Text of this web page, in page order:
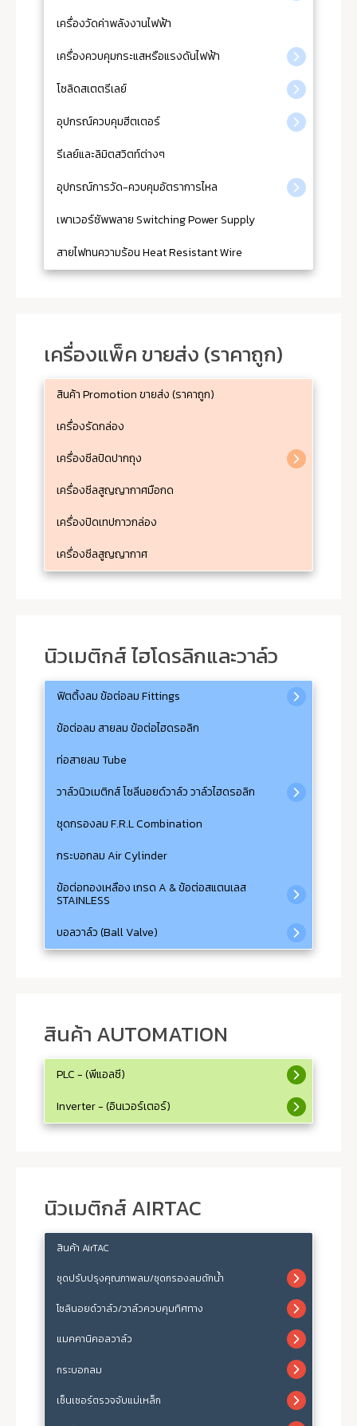
เครื่องวัดค่าพลังงานไฟฟ้า
เครื่องควบคุมกระแสหรือแรงดันไฟฟ้า
โซลิดสเตตรีเลย์
อุปกรณ์ควบคุมฮีตเตอร์
รีเลย์และลิมิตสวิตท์ต่างๆ
อุปกรณ์การวัด-ควบคุมอัตราการไหล
เพาเวอร์ซัพพลาย Switching Power Supply
สายไฟทนความร้อน Heat Resistant Wire
เครื่องแพ็ค ขายส่ง (ราคาถูก)
สินค้า Promotion ขายส่ง (ราคาถูก)
เครื่องรัดกล่อง
เครื่องซีลปิดปากถุง
เครื่องซีลสูญญากาศมือกด
เครื่องปิดเทปกาวกล่อง
เครื่องซีลสูญญากาศ
นิวเมติกส์ ไฮโดรลิกและวาล์ว
ฟิตติ้งลม ข้อต่อลม Fittings
ข้อต่อลม สายลม ข้อต่อไฮดรอลิก
ท่อสายลม Tube
วาล์วนิวเมติกส์ โซลีนอยด์วาล์ว วาล์วไฮดรอลิก
ชุดกรองลม F.R.L Combination
กระบอกลม Air Cylinder
ข้อต่อทองเหลือง เกรด A & ข้อต่อสแตนเลส
STAINLESS
บอลวาล์ว (Ball Valve)
สินค้า AUTOMATION
PLC - (พีแอลซี)
Inverter - (อินเวอร์เตอร์)
นิวเมติกส์ AIRTAC
สินค้า AirTAC
ชุดปรับปรุงคุณภาพลม/ชุดกรองลมดักน้ำ
โซลินอยด์วาล์ว/วาล์วควบคุมทิศทาง
แมคคานิคอลวาล์ว
กระบอกลม
เซ็นเซอร์ตรวจจับแม่เหล็ก